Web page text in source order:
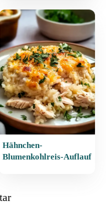
Hähnchen-
Blumenkohlreis-Auflauf